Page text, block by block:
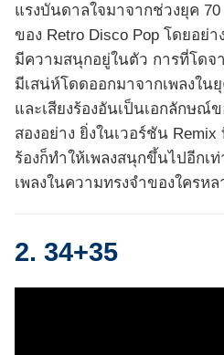
แรงบันดาลใจมาจากช่วงยุค
ของ Retro Disco Pop โดยอย่
มีความสนุกอยู่ในตัว การที่โดจ
มีเสน่ห์โดดออกมาจากเพลงใน
และเสียงร้องอันเป็นเอกลักษณ์
สองอย่าง ยิ่งในเวอร์ชัน
ร้องก็ทำให้เพลงสนุกขึ้นไปอีกเ
เพลงในความทรงจำของใครห
2. 34+35